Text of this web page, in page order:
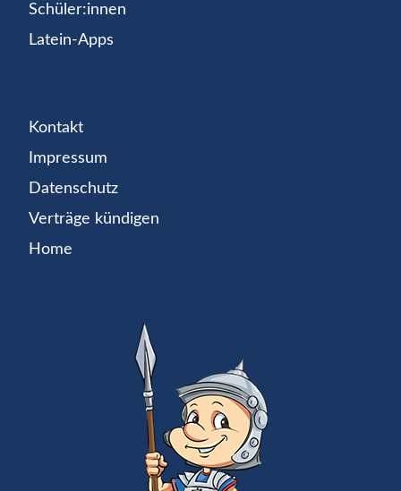
Schüler:innen
Latein-Apps
Kontakt
Impressum
Datenschutz
Verträge kündigen
Home